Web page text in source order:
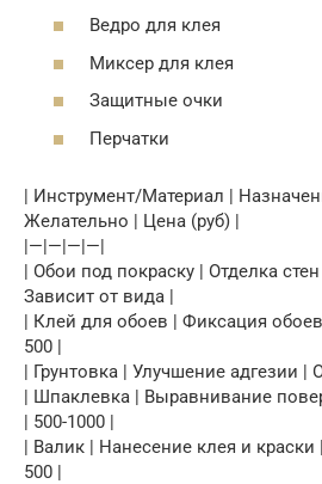
Ведро для клея
Миксер для клея
Защитные очки
Перчатки
| Инструмент/Материал |
Желательно | Цена (руб) |
|—|—|—|—|
| Обои под покраску | Отделка
Зависит от вида |
| Клей для обоев | Фиксация
500 |
| Грунтовка | Улучшение адгезии |
| Шпаклевка | Выравнивание
| 500-1000 |
| Валик | Нанесение клея и краски
500 |